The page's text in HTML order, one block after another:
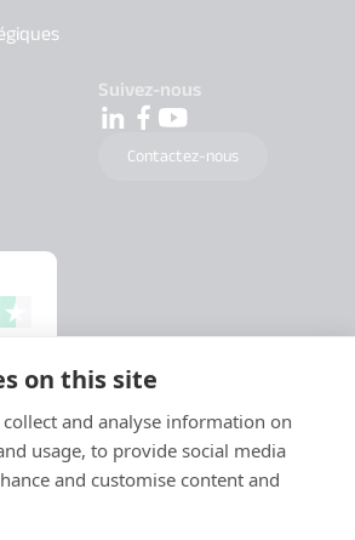
on this site
and analyse information on
usage, to provide social media
and customise content and
Suivez-nous
Contactez-nous